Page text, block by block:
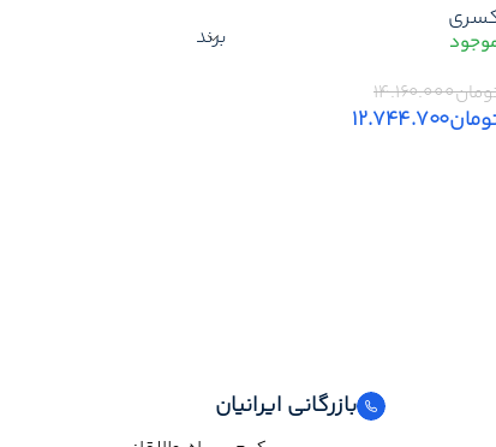
گارانتی معتبر + تخفیف +
سریع تهران
۱۴.۱۶۰.۰۰۰
۱۲.۷۴۴.۷۰۰
برند
بازرگانی ایرانیان